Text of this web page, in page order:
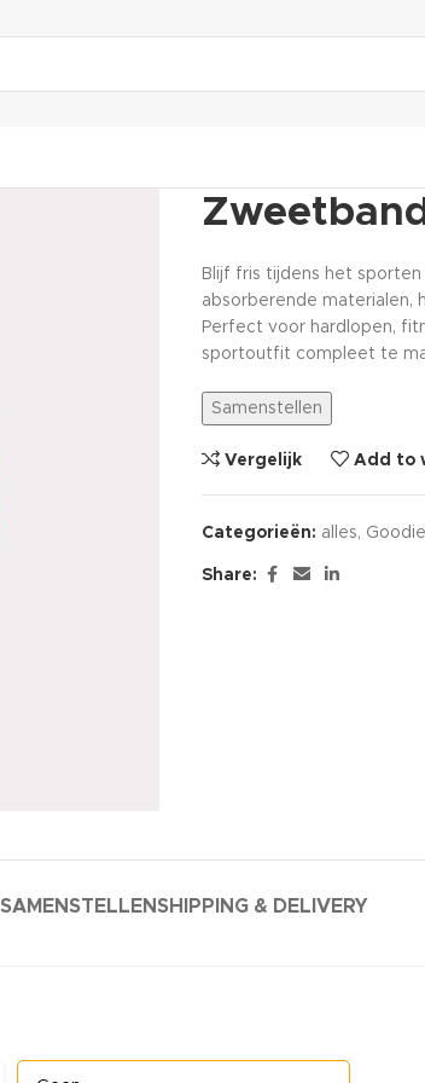
Blijf fris tijdens het
absorberende materialen,
Perfect voor hardlopen,
sportoutfit compleet te
Samenstellen
Vergelijk Add to
Categorieën: alles,
Share:
SAMENSTELLEN SHIPPING & DELIVERY